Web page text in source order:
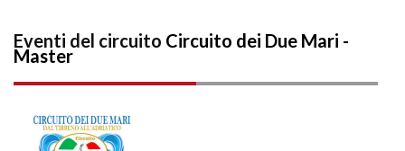
Eventi del circuito Circuito dei Due Mari -
Master